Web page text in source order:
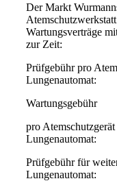
Der Markt
Wartungsverträge
zur Zeit:
Prüfgebühr pro
Lungenautomat:
Wartungsgebühr
pro
Prüfgebühr für